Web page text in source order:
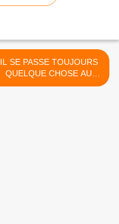
IL SE PASSE TOUJOURS
QUELQUE CHOSE AU
MOULIN D'ANDÉ >